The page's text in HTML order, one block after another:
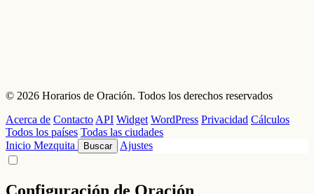
© 2026 Horarios de Oración. Todos los derechos reservados
Acerca de Contacto API Widget WordPress Privacidad Cálculos
Todos los países Todas las ciudades
Inicio Mezquita Buscar Ajustes